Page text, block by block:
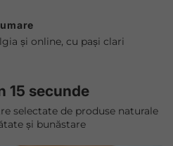
și online, cu pași clari
15 secunde
selectate de produse naturale
și bunăstare